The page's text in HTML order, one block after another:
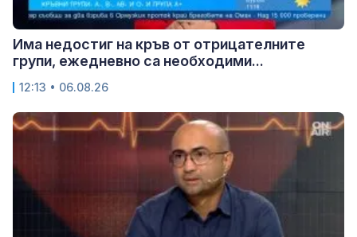
Има недостиг на кръв от отрицателните
групи, ежедневно са необходими...
12:13 • 06.08.26